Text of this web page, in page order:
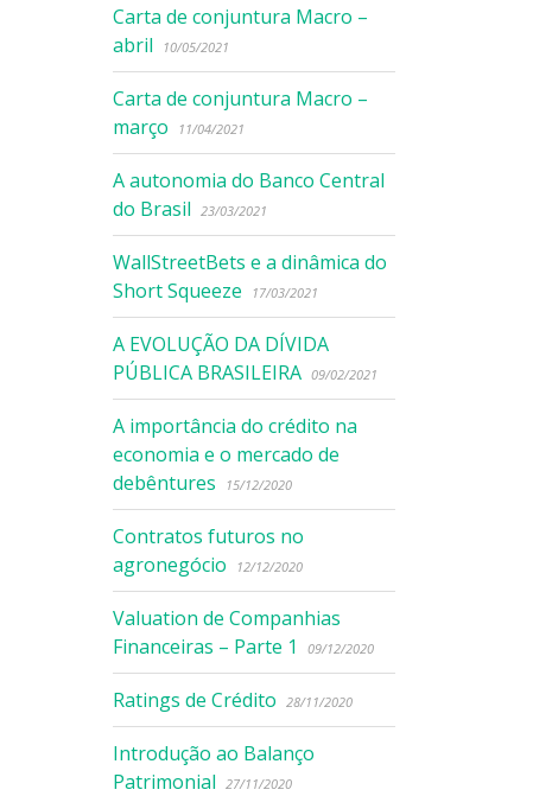
Carta de conjuntura Macro –
abril
10/05/2021
Carta de conjuntura Macro –
março
11/04/2021
A autonomia do Banco Central
do Brasil
23/03/2021
WallStreetBets e a dinâmica do
Short Squeeze
17/03/2021
A EVOLUÇÃO DA DÍVIDA
PÚBLICA BRASILEIRA 09/02/2021
A importância do crédito na
economia e o mercado de
debêntures
15/12/2020
Contratos futuros no
agronegócio
12/12/2020
Valuation de Companhias
Financeiras – Parte 1
09/12/2020
Ratings de Crédito 28/11/2020
Introdução ao Balanço
Patrimonial
27/11/2020